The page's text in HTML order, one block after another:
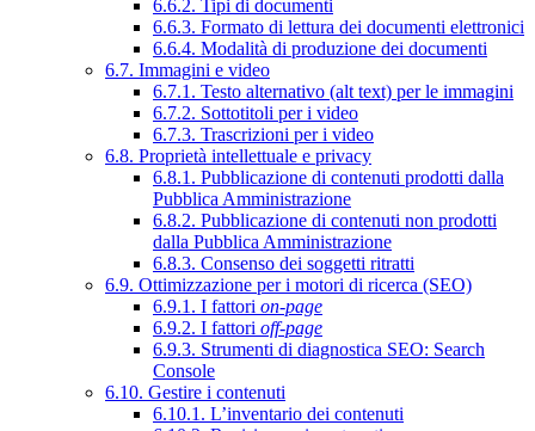
6.6.2. Tipi di documenti
6.6.3. Formato di lettura dei documenti elettronici
6.6.4. Modalità di produzione dei documenti
6.7. Immagini e video
6.7.1. Testo alternativo (alt text) per le immagini
6.7.2. Sottotitoli per i video
6.7.3. Trascrizioni per i video
6.8. Proprietà intellettuale e privacy
6.8.1. Pubblicazione di contenuti prodotti dalla
Pubblica Amministrazione
6.8.2. Pubblicazione di contenuti non prodotti
dalla Pubblica Amministrazione
6.8.3. Consenso dei soggetti ritratti
6.9. Ottimizzazione per i motori di ricerca (SEO)
6.9.1. I fattori on-page
6.9.2. I fattori off-page
6.9.3. Strumenti di diagnostica SEO: Search
Console
6.10. Gestire i contenuti
6.10.1. L’inventario dei contenuti